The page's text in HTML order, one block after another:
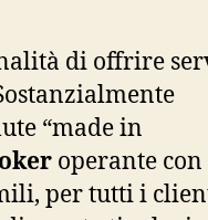
di offrire
“made in
operante con
per tutti i